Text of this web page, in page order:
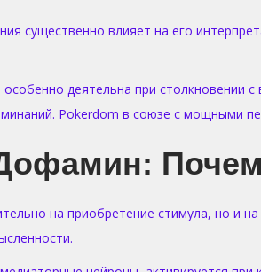
существенно влияет на его
деятельна при столкновении
Pokerdom в союзе с мощными
на приобретение стимула, но и